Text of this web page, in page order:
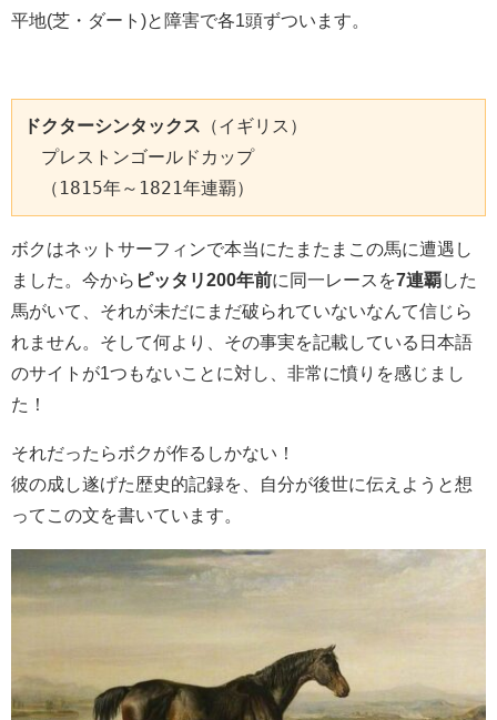
平地(芝・ダート)と障害で各1頭ずついます。
ドクターシンタックス （イギリス）
プレストンゴールドカップ
（1815年～1821年連覇）
ボクはネットサーフィンで本当にたまたまこの馬に遭遇し
ました。今から ピッタリ200年前に同一レースを7連覇した
馬がいて、それが未だにまだ破られていないなんて信じら
れません。そして何より、その事実を記載している日本語
のサイトが1つもないことに対し、非常に憤りを感じまし
た！
それだったらボクが作るしかない！
彼の成し遂げた歴史的記録を、自分が後世に伝えようと想
ってこの文を書いています。